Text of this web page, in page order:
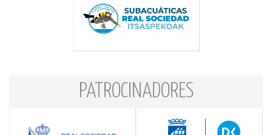
PATROCINADORES